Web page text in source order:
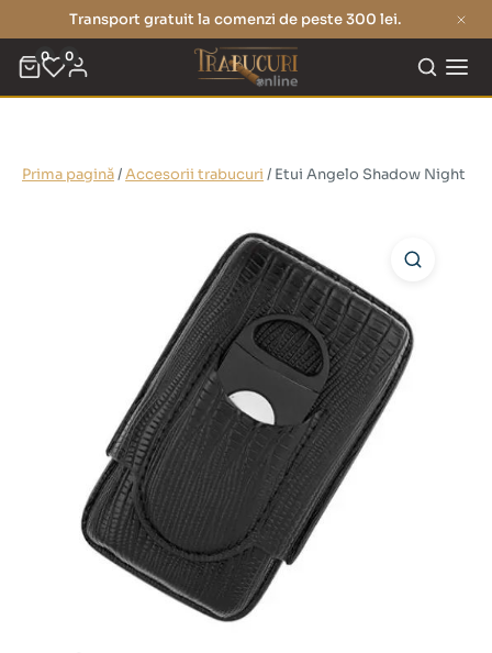
Transport gratuit la comenzi de peste 300 lei.
0 0
Prima pagină/Accesorii trabucuri / Etui Angelo Shadow Night